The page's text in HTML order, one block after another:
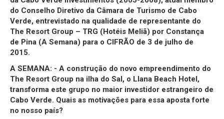
do Conselho Diretivo da Câmara de Turismo de Cabo
Verde, entrevistado na qualidade de representante do
The Resort Group – TRG (Hotéis Meliã) por Constança
de Pina (A Semana) para o CIFRÃO de 3 de julho de
2015.
A SEMANA: - A construção do novo empreendimento do
The Resort Group na ilha do Sal, o Llana Beach Hotel,
transforma este grupo no maior investidor estrangeiro de
Cabo Verde. Quais as motivações para essa aposta forte
no nosso país?